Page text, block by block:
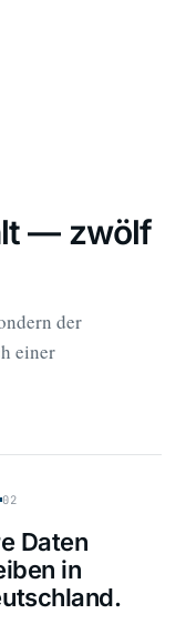
— zwölf
der
einer
02
Daten
in